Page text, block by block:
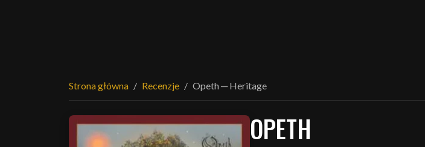
Strona główna Recenzje Opeth ─ Heritage
OPETH